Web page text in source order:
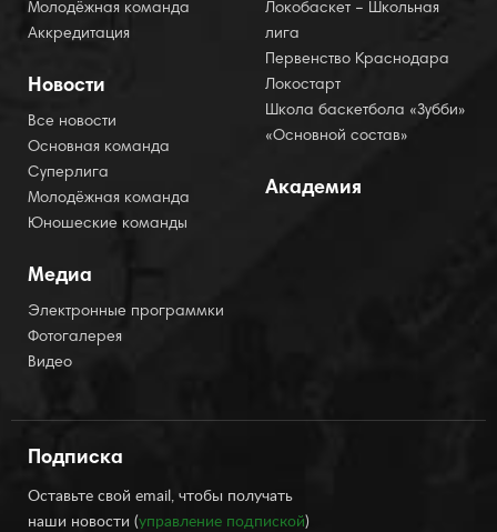
Молодёжная команда
Аккредитация
Новости
Все новости
Основная команда
Суперлига
Молодёжная команда
Юношеские команды
Медиа
Электронные программки
Фотогалерея
Видео
Локобаскет – Школьная
лига
Первенство Краснодара
Локостарт
Школа баскетбола «Зубби»
«Основной состав»
Академия
Подписка
Оставьте свой email, чтобы получать
наши новости (управление подпиской)